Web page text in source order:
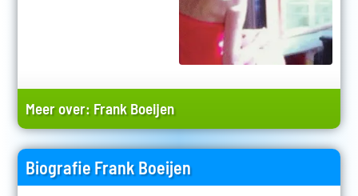
Meer over: Frank Boeijen
Biografie Frank Boeijen